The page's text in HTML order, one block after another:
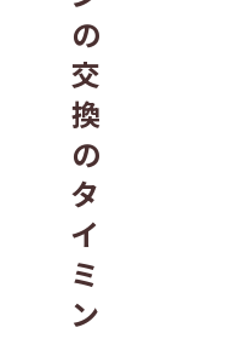
の
交
換
の
タ
イ
ミ
ン